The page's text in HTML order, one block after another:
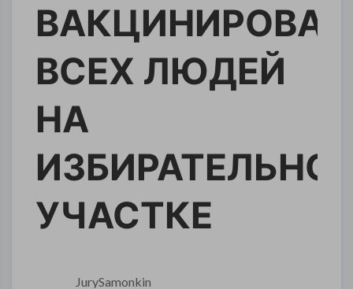
ВСЕХ ЛЮДЕЙ
НА
УЧАСТКЕ
JurySamonkin